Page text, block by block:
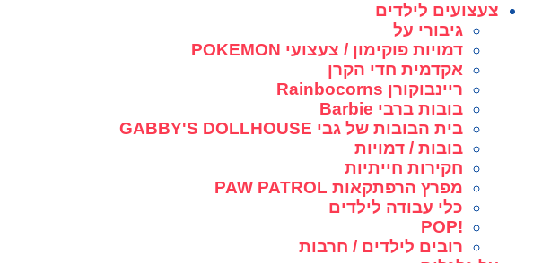
צעצועים לילדים
גיבורי על
דמויות פוקימון / צעצועי POKEMON
אקדמית חדי הקרן
ריינבוקורן Rainbocorns
בובות ברבי Barbie
בית הבובות של גבי GABBY'S DOLLHOUSE
בובות / דמויות
חקירות חייתיות
מפרץ הרפתקאות PAW PATROL
כלי עבודה לילדים
!POP
רובים לילדים / חרבות